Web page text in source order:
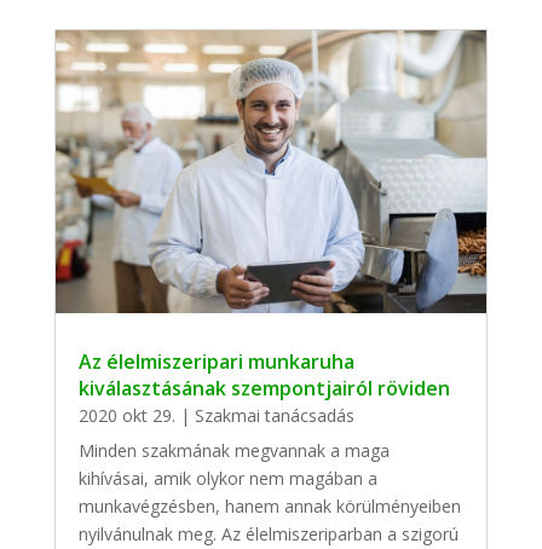
Az élelmiszeripari munkaruha
kiválasztásának szempontjairól röviden
2020 okt 29. | Szakmai tanácsadás
Minden szakmának megvannak a maga
kihívásai, amik olykor nem magában a
munkavégzésben, hanem annak körülményeiben
nyilvánulnak meg. Az élelmiszeriparban a szigorú